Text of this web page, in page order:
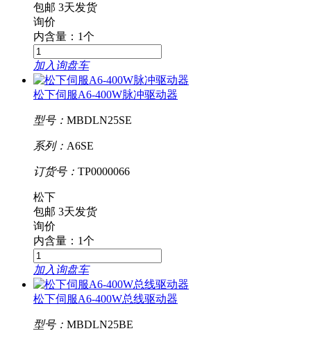
包邮 3天发货
询价
内含量：1个
加入询盘车
松下伺服A6-400W脉冲驱动器
型号： MBDLN25SE
系列： A6SE
订货号： TP0000066
松下
包邮 3天发货
询价
内含量：1个
加入询盘车
松下伺服A6-400W总线驱动器
型号： MBDLN25BE